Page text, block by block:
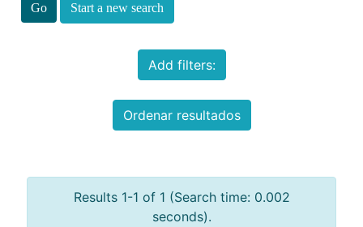
Start a new search
Add filters:
Ordenar resultados
Results 1-1 of 1 (Search time: 0.002
seconds).